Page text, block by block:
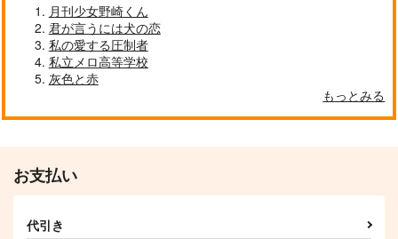
月刊少女野崎くん
君が言うには犬の恋
私の愛する圧制者
私立メロ高等学校
灰色と赤
もっとみる
お支払い
代引き